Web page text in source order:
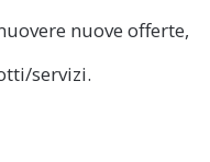
nuove offerte,
servizi.